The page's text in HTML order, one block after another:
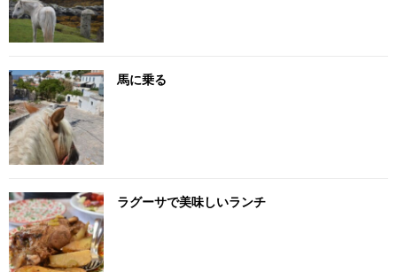
馬に乗る
ラグーサで美味しいランチ